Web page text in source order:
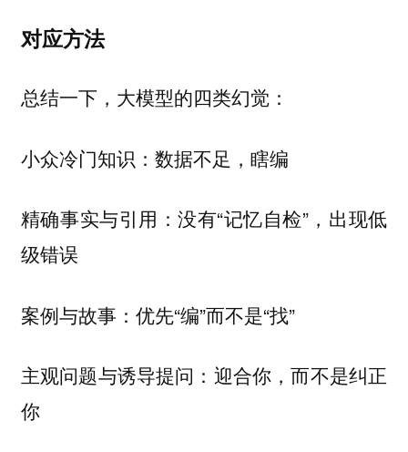
对应方法
总结一下，大模型的四类幻觉：
小众冷门知识：数据不足，瞎编
精确事实与引用：没有“记忆自检”，出现低
级错误
案例与故事：优先“编”而不是“找”
主观问题与诱导提问：迎合你，而不是纠正
你